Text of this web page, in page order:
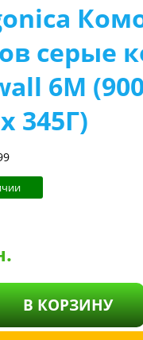
серые
6М
345Г)
В КОРЗИНУ